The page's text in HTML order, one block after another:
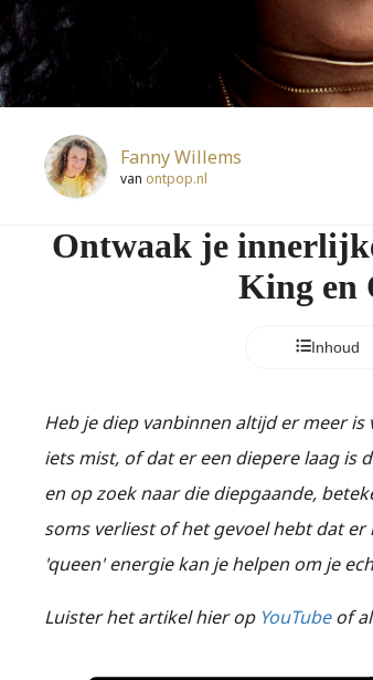
Fanny Willems
van ontpop.nl
Ontwaak je
King en
Inhoud
Heb je diep vanbinnen altijd er meer
iets mist, of dat er een diepere laag is
en op zoek naar die diepgaande,
soms verliest of het gevoel hebt dat
'queen' energie kan je helpen om je
Luister het artikel hier op YouTubeof